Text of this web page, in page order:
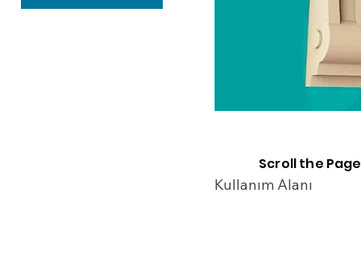
Kullanım Alanı
Scroll the